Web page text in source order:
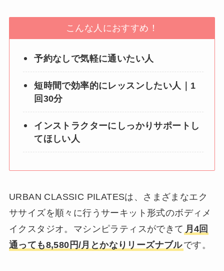
こんな人におすすめ！
予約なしで気軽に通いたい人
短時間で効率的にレッスンしたい人｜1
回30分
インストラクターにしっかりサポートし
てほしい人
URBAN CLASSIC PILATESは、さまざまなエク
ササイズを順々に行うサーキット形式のボディメ
イクスタジオ。マシンピラティスができて 月4回
通っても8,580円/月とかなりリーズナブルです。